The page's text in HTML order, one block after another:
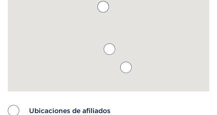
Ubicaciones de afiliados